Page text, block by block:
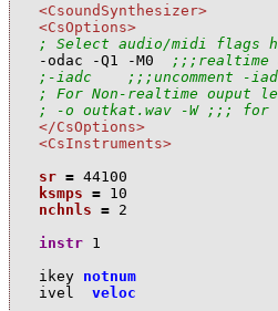
<CsoundSynthesizer>
<CsOptions>
; Select audio/midi flags
-odac -Q1 -M0
;;;realtime
;-iadc    ;;;uncomment -
; For Non-realtime ouput
; -o outkat.wav -W ;;; for
</CsOptions>
<CsInstruments>
sr = 44100
ksmps = 10
nchnls = 2
instr 1
i key notnum
i vel
veloc